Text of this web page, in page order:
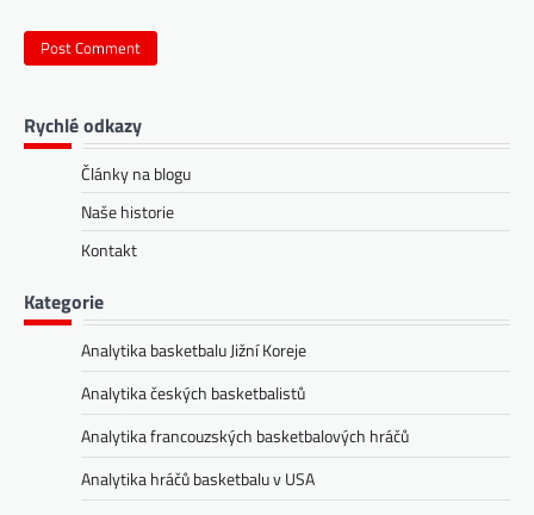
Rychlé odkazy
Články na blogu
Naše historie
Kontakt
Kategorie
Analytika basketbalu Jižní Koreje
Analytika českých basketbalistů
Analytika francouzských basketbalových hráčů
Analytika hráčů basketbalu v USA